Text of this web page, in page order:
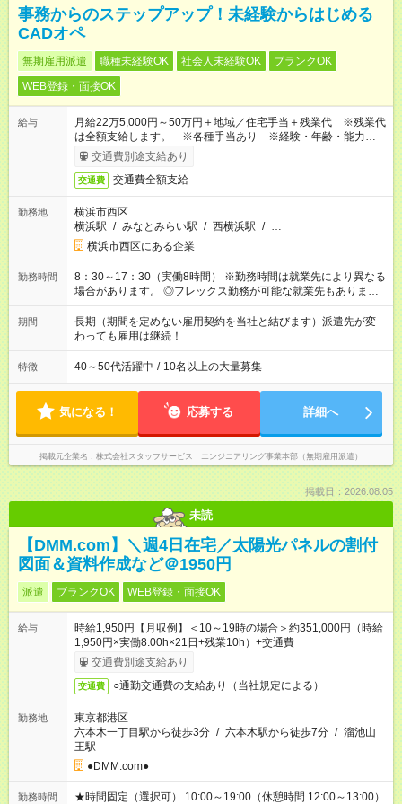
事務からのステップアップ！未経験からはじめる
CADオペ
無期雇用派遣 職種未経験OK 社会人未経験OK
ブランクOK
WEB登録・面接OK
給与
月給22万5,000円～50万円＋地域／住宅手当＋残業代 ※残業代
は全額支給します。 ※各種手当あり ※経験・年齢・能力等を
考慮して加給・優遇します。
交通費別途支給あり
交通費 交通費全額支給
勤務地
横浜市西区
横浜駅 / みなとみらい駅 / 西横浜駅 / …
横浜市西区にある企業
勤務時間
8：30～17：30（実働8時間） ※勤務時間は就業先により異なる
場合があります。 ◎フレックス勤務が可能な就業先もありま
す。 ◎今よりもさらに働きやすい環境をつくるべく、 働き方
改革に全社をあげて取り組んでいます。
期間
長期（期間を定めない雇用契約を当社と結びます）派遣先が変
わっても雇用は継続！
特徴 40～50代活躍中 / 10名以上の大量募集
気になる！ 応募する 詳細へ
掲載元企業名 株式会社スタッフサービス エンジニアリング事業本部（無期雇用派遣）
掲載日：2026.08.05
未読
【DMM.com】＼週4日在宅／太陽光パネルの割付
図面＆資料作成など＠1950円
派遣 ブランクOK WEB登録・面接OK
給与
時給1,950円【月収例】＜10～19時の場合＞約351,000円（時給
1,950円×実働8.00h×21日+残業10h）+交通費
交通費別途支給あり
交通費 ○通勤交通費の支給あり（当社規定による）
勤務地
東京都港区
六本木一丁目駅から徒歩3分 / 六本木駅から徒歩7分 / 溜池山
王駅
●DMM.com●
勤務時間
★時間固定（選択可） 10:00～19:00（休憩時間 12:00～13:00）